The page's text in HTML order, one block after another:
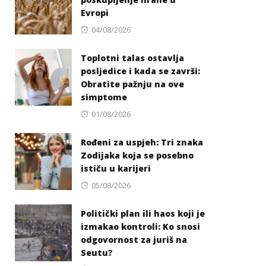
Evropi
Posted
04/08/2026
Toplotni talas ostavlja
posljedice i kada se završi:
Obratite pažnju na ove
simptome
Posted
01/08/2026
Rođeni za uspjeh: Tri znaka
Zodijaka koja se posebno
ističu u karijeri
Posted
05/08/2026
Politički plan ili haos koji je
izmakao kontroli: Ko snosi
odgovornost za juriš na
Seutu?